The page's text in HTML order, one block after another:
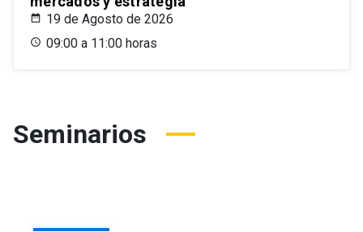
19 de Agosto de 2026
09:00 a 11:00 horas
Seminarios